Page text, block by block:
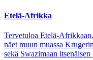
Etelä-Afrikka
Tervetuloa Etelä-
näet muun muassa
sekä Swazimaan